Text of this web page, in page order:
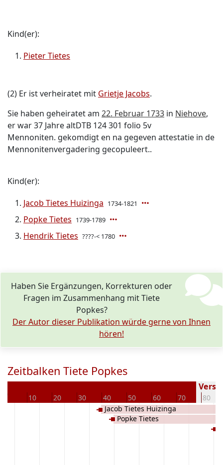
Kind(er):
Pieter Tietes
(2) Er ist verheiratet mit Grietje Jacobs.
Sie haben geheiratet am 22. Februar 1733 in Niehove,
er war 37 Jahre altDTB 124 301 folio 5v
Mennoniten. gekomdigt en na gegeven attestatie in de
Mennonitenvergadering gecopuleert..
Kind(er):
Jacob Tietes Huizinga 1734-1821
Popke Tietes 1739-1789
Hendrik Tietes ????-< 1780
Haben Sie Ergänzungen, Korrekturen oder
Fragen im Zusammenhang mit Tiete
Popkes?
Der Autor dieser Publikation würde gerne von Ihnen
hören!
Zeitbalken Tiete Popkes
0 10 20 30 40 50 60 70 80
Jacob Tietes Huizinga
Popke Tietes